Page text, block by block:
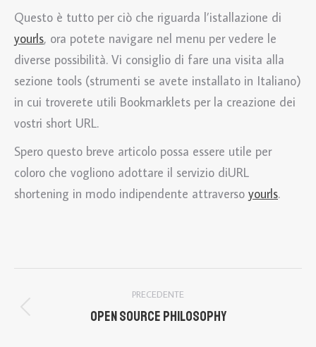
Questo è tutto per ciò che riguarda l’istallazione di
yourls, ora potete navigare nel menu per vedere le
diverse possibilità. Vi consiglio di fare una visita alla
sezione tools (strumenti se avete installato in Italiano)
in cui troverete utili Bookmarklets per la creazione dei
vostri short URL.
Spero questo breve articolo possa essere utile per
coloro che vogliono adottare il servizio diURL
shortening in modo indipendente attraverso yourls.
tra
PRECEDENTE
Post
Open Source Philosophy